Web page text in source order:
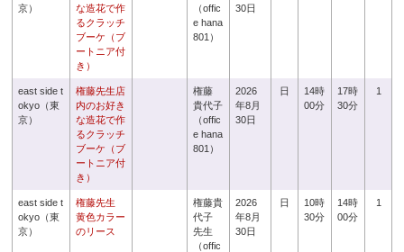
京）
な造花で作
るクラッチ
ブーケ（ブ
ートニア付
き）
（offic
e hana
801）
30日
east side t
okyo（東
京）
権藤先生店
内のお好き
な造花で作
るクラッチ
ブーケ（ブ
ートニア付
き）
権藤
貴代子
（offic
e hana
801）
2026
年8月
30日
日
14時
00分
17時
30分
1
east side t
okyo（東
京）
権藤先生
黄色カラー
のリース
権藤貴
代子
先生
（offic
2026
年8月
30日
日
10時
30分
14時
00分
1